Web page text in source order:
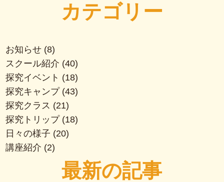
カテゴリー
お知らせ (8)
スクール紹介 (40)
探究イベント (18)
探究キャンプ(43)
探究クラス (21)
探究トリップ(18)
日々の様子 (20)
講座紹介 (2)
最新の記事